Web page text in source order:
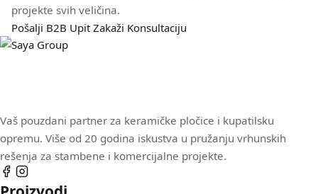
projekte svih veličina.
Pošalji B2B Upit Zakaži Konsultaciju
Vaš pouzdani partner za keramičke pločice i kupatilsku
opremu. Više od 20 godina iskustva u pružanju vrhunskih
rešenja za stambene i komercijalne projekte.